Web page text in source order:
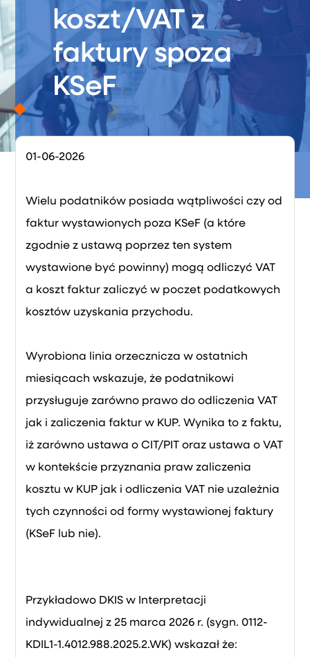
koszt/VAT z
faktury spoza
KSeF
01-06-2026
Wielu podatników posiada wątpliwości czy od
faktur wystawionych poza KSeF (a które
zgodnie z ustawą poprzez ten system
wystawione być powinny) mogą odliczyć VAT
a koszt faktur zaliczyć w poczet podatkowych
kosztów uzyskania przychodu.
Wyrobiona linia orzecznicza w ostatnich
miesiącach wskazuje, że podatnikowi
przysługuje zarówno prawo do odliczenia VAT
jak i zaliczenia faktur w KUP. Wynika to z faktu,
iż zarówno ustawa o CIT/PIT oraz ustawa o VAT
w kontekście przyznania praw zaliczenia
kosztu w KUP jak i odliczenia VAT nie uzależnia
tych czynności od formy wystawionej faktury
(KSeF lub nie).
Przykładowo DKIS w Interpretacji
indywidualnej z 25 marca 2026 r. (sygn. 0112-
KDIL1-1.4012.988.2025.2.WK) wskazał że: